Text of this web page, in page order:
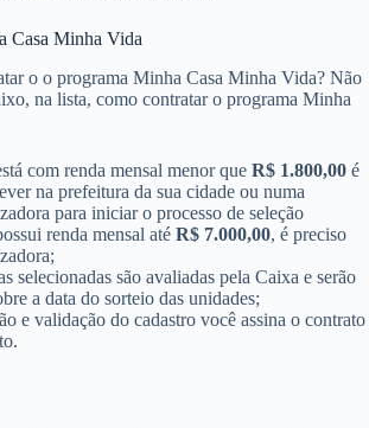
Casa Minha Vida
o o programa Minha Casa Minha Vida? Não
na lista, como contratar o programa Minha
com renda mensal menor que R$ 1.800,00 é
na prefeitura da sua cidade ou numa
para iniciar o processo de seleção
renda mensal até R$ 7.000,00​​, é preciso
selecionadas são avaliadas pela Caixa e serão
a data do sorteio das unidades;
e validação do cadastro você assina o contrato